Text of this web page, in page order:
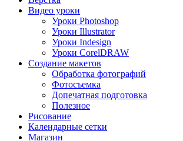
Видео уроки
Уроки Photoshop
Уроки Illustrator
Уроки Indesign
Уроки CorelDRAW
Создание макетов
Обработка фотографий
Фотосъемка
Допечатная подготовка
Полезное
Рисование
Календарные сетки
Магазин